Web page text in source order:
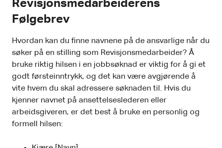
Revisjonsmedarbeiderens
Følgebrev
Hvordan kan du finne navnene på de ansvarlige når du
søker på en stilling som Revisjonsmedarbeider? Å
bruke riktig hilsen i en jobbsøknad er viktig for å gi et
godt førsteinntrykk, og det kan være avgjørende å
vite hvem du skal adressere søknaden til. Hvis du
kjenner navnet på ansettelseslederen eller
arbeidsgiveren, er det best å bruke en personlig og
formell hilsen: